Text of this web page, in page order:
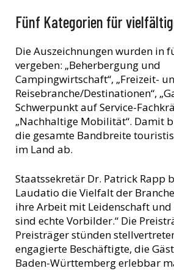
Fünf Kategorien für
Die Auszeichnungen wurden in
vergeben: „Beherbergung und
Campingwirtschaft“, „Freizeit-
Reisebranche/Destinationen“,
Schwerpunkt auf Service-
„Nachhaltige Mobilität“. Damit
die gesamte Bandbreite
im Land ab.
Staatssekretär Dr. Patrick Rapp
Laudatio die Vielfalt der
ihre Arbeit mit Leidenschaft
sind echte Vorbilder.“ Die
Preisträger stünden
engagierte Beschäftigte, die
Baden-Württemberg erlebbar